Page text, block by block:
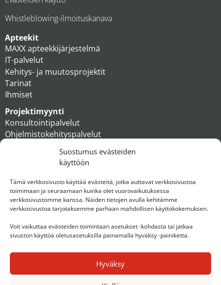
Suostumus evästeiden
käyttöön
Tämä verkkosivusto käyttää evästeitä, jotka auttavat verkkosivustoa
toimimaan ja seuraamaan kuinka olet vuorovaikutuksessa
verkkosivustomme kanssa. Näiden tietojen avulla kehitämme
verkkosivustoa tarjotaksemme parhaan mahdollisen käyttökokemuksen.
Voit vaikuttaa evästeiden toimintaan asetukset -kohdasta tai jatkaa
sivuston käyttöä oletusasetuksilla painamalla hyväksy -painiketta.
Hyväksy
Whistleblowing-ilmoituskanava
Apteekit
MAXX apteekkijärjestelmä
IT-palvelut
Kehitys- ja muutosprojektit
Tarinat
Ihmiset
Projektimyynti
Konsultointipalvelut
Ohjelmistokehityspalvelut
Ihmiset
Konserni
Ota yhteyttä